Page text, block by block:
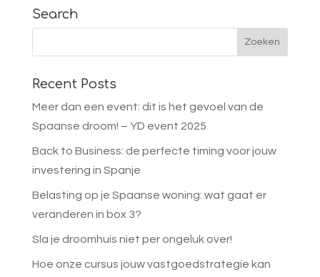
Search
Recent Posts
Meer dan een event: dit is het gevoel van de
Spaanse droom! – YD event 2025
Back to Business: de perfecte timing voor jouw
investering in Spanje
Belasting op je Spaanse woning: wat gaat er
veranderen in box 3?
Sla je droomhuis niet per ongeluk over!
Hoe onze cursus jouw vastgoedstrategie kan